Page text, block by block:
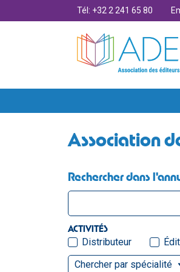
Tél: +32 2 241 65 80
Association
Rechercher dans
ACTIVITÉS
Distributeur
Chercher par spécialité